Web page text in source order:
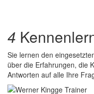
4
Sie lernen den
über die Erfahrungen, die
Antworten auf alle Ihre